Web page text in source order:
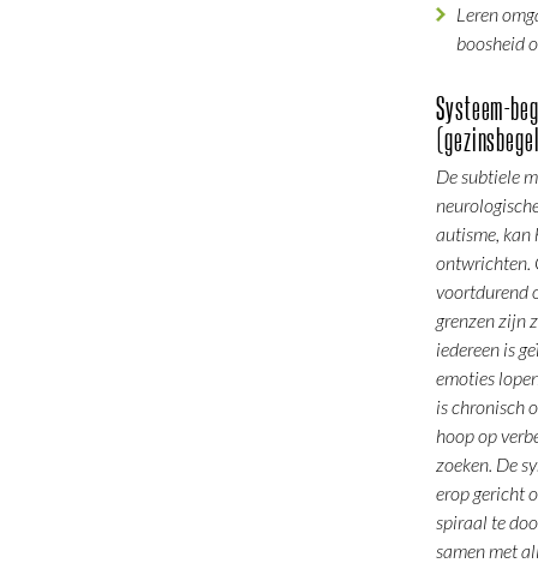
Leren
boosheid
Systeem-
De subtiele
autisme, kan
ontwrichten.
voortdurend
grenzen zijn
iedereen is
emoties
is chronisch
hoop op
zoeken. De
erop gericht
spiraal te
samen met